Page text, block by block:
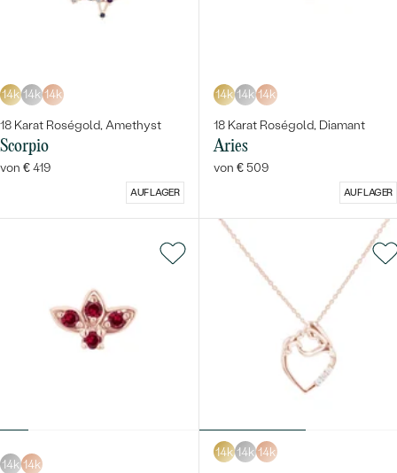
14k 14k 14k
18 Karat Roségold, Amethyst
Scorpio
von € 419
AUF LAGER
14k 14k 14k
18 Karat Roségold, Diamant
Aries
von € 509
AUF LAGER
14k 14k
14k 14k 14k